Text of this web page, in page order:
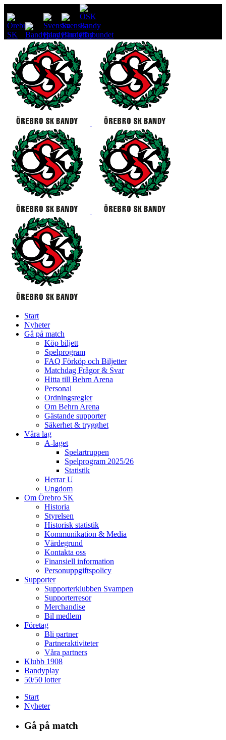
Start
Nyheter
Gå på match
Köp biljett
Spelprogram
FAQ Förköp och Biljetter
Matchdag Frågor & Svar
Hitta till Behrn Arena
Personal
Ordningsregler
Om Behrn Arena
Gästande supporter
Säkerhet & trygghet
Våra lag
A-laget
Spelartruppen
Spelprogram 2025/26
Statistik
Herrar U
Ungdom
Om Örebro SK
Historia
Styrelsen
Historisk statistik
Kommunikation & Media
Värdegrund
Kontakta oss
Finansiell information
Personuppgiftspolicy
Supporter
Supporterklubben Svampen
Supporterresor
Merchandise
Bil medlem
Företag
Bli partner
Partneraktiviteter
Våra partners
Klubb 1908
Bandyplay
50/50 lotter
Start
Nyheter
Gå på match